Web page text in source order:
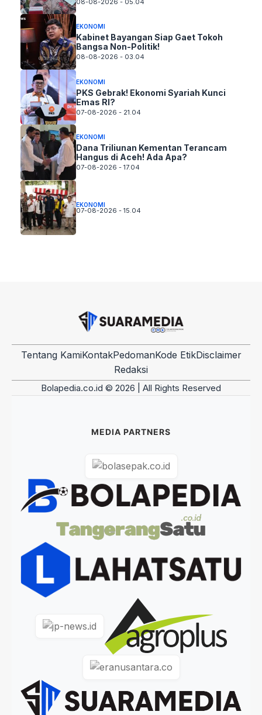
EKONOMI
Kabinet Bayangan Siap Gaet Tokoh
Bangsa Non-Politik!
08-08-2026 - 03.04
EKONOMI
PKS Gebrak! Ekonomi Syariah Kunci
Emas RI?
07-08-2026 - 21.04
EKONOMI
Dana Triliunan Kementan Terancam
Hangus di Aceh! Ada Apa?
07-08-2026 - 17.04
EKONOMI
07-08-2026 - 15.04
Tentang KamiKontakPedomanKode EtikDisclaimer
Redaksi
Bolapedia.co.id © 2026 | All Rights Reserved
MEDIA PARTNERS